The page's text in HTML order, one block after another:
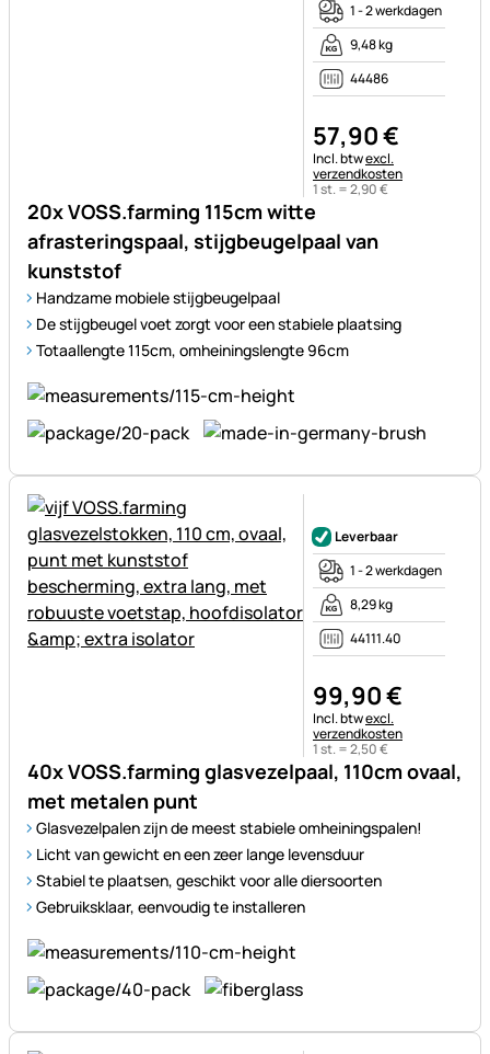
20x VOSS.farming 115cm witte
afrasteringspaal, stijgbeugelpaal van
kunststof
Handzame mobiele stijgbeugelpaal
De stijgbeugel voet zorgt voor een stabiele plaatsing
Totaallengte 115cm, omheiningslengte 96cm
1 - 2 werkdagen
9,48 kg
44486
57,90€
Belastinginformatie:
Incl. btwexcl.
verzendkosten
1 st. =2,90€
40x VOSS.farming glasvezelpaal, 110cm ovaal,
met metalen punt
Glasvezelpalen zijn de meest stabiele omheiningspalen!
Licht van gewicht en een zeer lange levensduur
Stabiel te plaatsen, geschikt voor alle diersoorten
Gebruiksklaar, eenvoudig te installeren
Leverbaar
1 - 2 werkdagen
8,29 kg
44111.40
99,90€
Belastinginformatie:
Incl. btwexcl.
verzendkosten
1 st. =2,50€